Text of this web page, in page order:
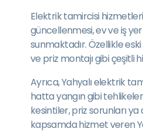
Elektrik tamircisi
güncellenmesi, ev ve iş
sunmaktadır. Özellikle
ve priz montajı gibi çeşitli
Ayrıca, Yahyalı elektrik
hatta yangın gibi
kesintiler, priz sorunları
kapsamda hizmet veren